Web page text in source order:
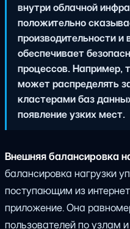
внутри облачной
положительно
производительности и
обеспечивает
процессов. Например,
может распределять
кластерами баз
появление узких мест.
Внешняя балансировка
балансировка нагрузки
поступающим из
приложение. Она
пользователей по узлам